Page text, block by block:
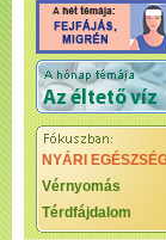
NYÁRI
Vérnyomás
Térdfájdalom